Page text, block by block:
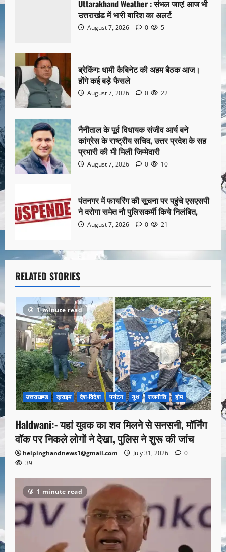
Uttarakhand Weather : संभल जाए! आज भी
उत्तराखंड में भारी बारिश का अलर्ट
August 7, 2026 0 5
ब्रेकिंग: धामी कैबिनेट की अहम बैठक आज।
होंगे कई बड़े फैसले
August 7, 2026 0 22
नैनीताल के पूर्व विधायक संजीव आर्य बने
कांग्रेस के राष्ट्रीय सचिव, उत्तर प्रदेश के सह
प्रभारी की भी मिली जिम्मेदारी
August 7, 2026 0 10
पंतनगर में फायरिंग की सूचना पर पहुंचे एसएसपी
ने दरोगा समेत नौ पुलिसकर्मी किये निलंबित,
August 7, 2026 0 21
RELATED STORIES
1 minute read
उत्तराखण्ड क्राइम देश-विदेश पर्यटन यूथ राजनीति होम
Haldwani:- यहां युवक का शव मिलने से सनसनी, मॉर्निंग
वॉक पर निकले लोगों ने देखा, पुलिस ने शुरू की जांच
helpinghandnews1@gmail.com July 31, 2026
0
39
1 minute read